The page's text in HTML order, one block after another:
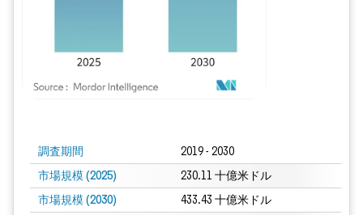
調査期間 2019 - 2030
市場規模 (2025) 230.11 十億米ドル
市場規模 (2030) 433.43 十億米ドル